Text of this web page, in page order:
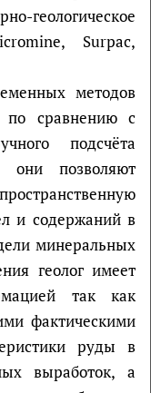
Surpac,
методов
по сравнению с
подсчёта
они позволяют
и содержаний в
минеральных
геолог имеет
так как
фактическими
руды в
выработок, а